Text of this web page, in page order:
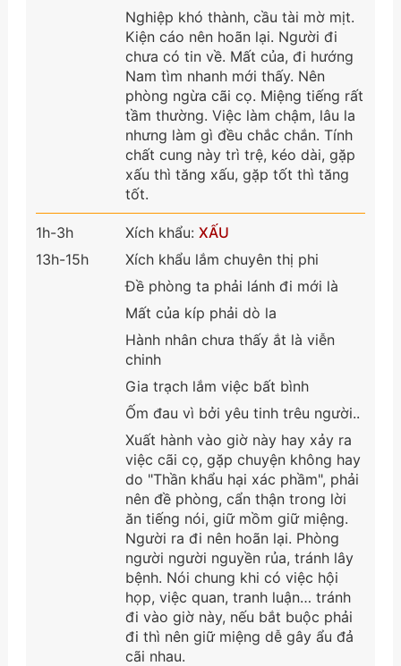
Nghiệp khó thành, cầu tài mờ mịt.
Kiện cáo nên hoãn lại. Người đi
chưa có tin về. Mất của, đi hướng
Nam tìm nhanh mới thấy. Nên
phòng ngừa cãi cọ. Miệng tiếng rất
tầm thường. Việc làm chậm, lâu la
nhưng làm gì đều chắc chắn. Tính
chất cung này trì trệ, kéo dài, gặp
xấu thì tăng xấu, gặp tốt thì tăng
tốt.
1h-3h
13h-15h
Xích khẩu: XẤU
Xích khẩu lắm chuyên thị phi
Đề phòng ta phải lánh đi mới là
Mất của kíp phải dò la
Hành nhân chưa thấy ắt là viễn
chinh
Gia trạch lắm việc bất bình
Ốm đau vì bởi yêu tinh trêu người..
Xuất hành vào giờ này hay xảy ra
việc cãi cọ, gặp chuyện không hay
do "Thần khẩu hại xác phầm", phải
nên đề phòng, cẩn thận trong lời
ăn tiếng nói, giữ mồm giữ miệng.
Người ra đi nên hoãn lại. Phòng
người người nguyền rủa, tránh lây
bệnh. Nói chung khi có việc hội
họp, việc quan, tranh luận… tránh
đi vào giờ này, nếu bắt buộc phải
đi thì nên giữ miệng dễ gây ẩu đả
cãi nhau.